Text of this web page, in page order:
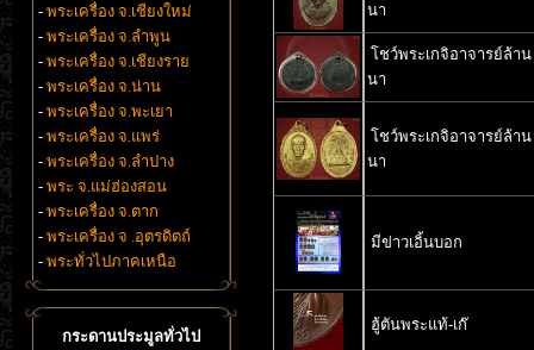
- พระเครื่อง จ.เชียงใหม่
- พระเครื่อง จ.ลำพูน
- พระเครื่อง จ.เชียงราย
- พระเครื่อง จ.น่าน
- พระเครื่อง จ.พะเยา
- พระเครื่อง จ.แพร่
- พระเครื่อง จ.ลำปาง
- พระ จ.แม่ฮ่องสอน
- พระเครื่อง จ.ตาก
- พระเครื่อง จ .อุตรดิตถ์
- พระทั่วไปภาคเหนือ
กระดานประมูลทั่วไป
นา
โชว์พระเกจิอาจารย์ล้าน
นา
โชว์พระเกจิอาจารย์ล้าน
นา
มีข่าวเอิ้นบอก
ฮู้ตันพระแท้-เก๊